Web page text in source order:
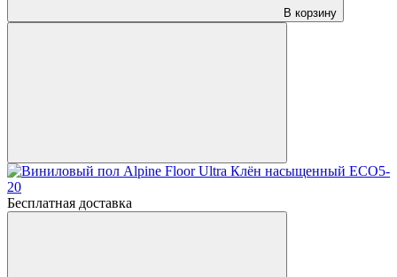
В корзину
Бесплатная доставка